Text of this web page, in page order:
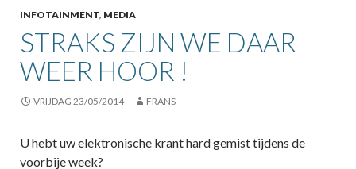
INFOTAINMENT, MEDIA
STRAKS ZIJN WE DAAR
WEER HOOR !
VRIJDAG 23/05/2014 FRANS
U hebt uw elektronische krant hard gemist tijdens de
voorbije week?